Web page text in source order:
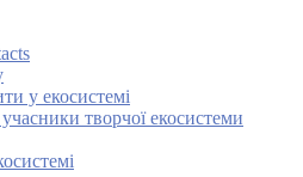
у екосистемі
творчої екосистеми